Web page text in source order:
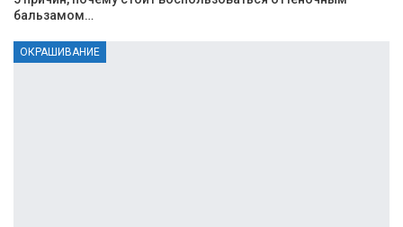
бальзамом…
ОКРАШИВАНИЕ